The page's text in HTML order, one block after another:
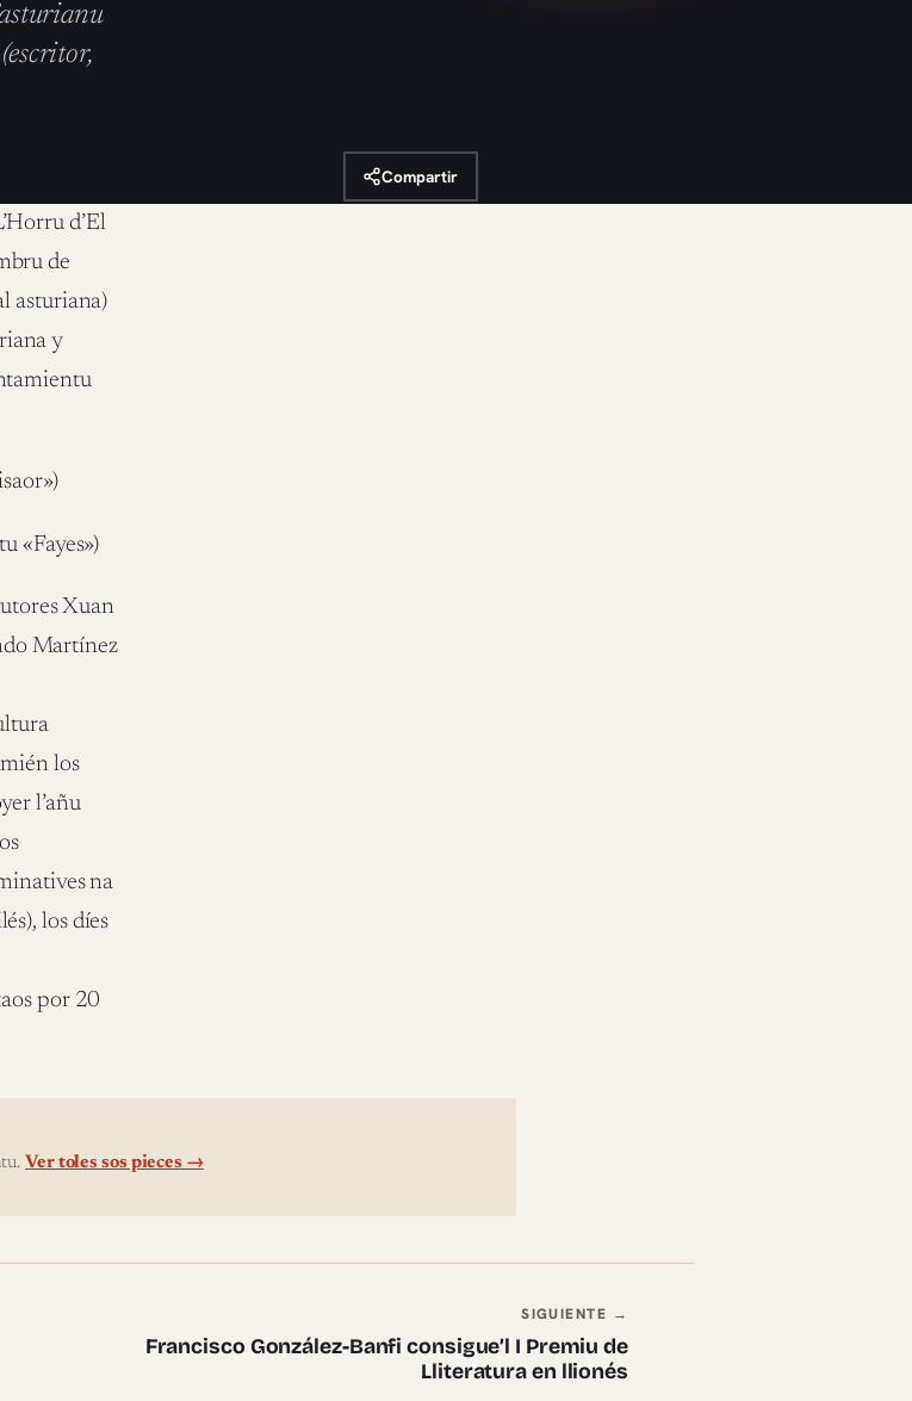
Compartir
d’El
de
asturiana)
y
«Fayes»)
Xuan
Martínez
los
l’añu
na
los díes
por 20
Ver toles sos pieces →
SIGUIENTE →
Francisco González-Banfi consigue’l I Premiu de
Lliteratura en llionés